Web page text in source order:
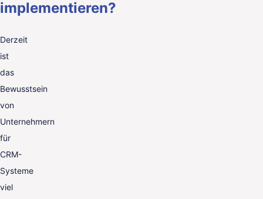
implementieren?
Derzeit
ist
das
Bewusstsein
von
Unternehmern
für
CRM-
Systeme
viel